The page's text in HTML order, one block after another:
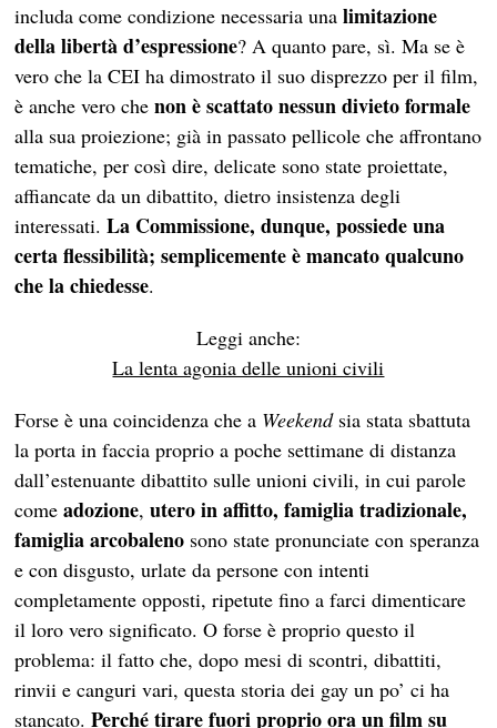
includa come condizione necessaria una limitazione
della libertà d’espressione? A quanto pare, sì. Ma se è
vero che la CEI ha dimostrato il suo disprezzo per il film,
è anche vero chenon è scattato nessun divieto formale
alla sua proiezione; già in passato pellicole che affrontano
tematiche, per così dire, delicate sono state proiettate,
affiancate da un dibattito, dietro insistenza degli
interessati.La Commissione, dunque, possiede una
certa flessibilità; semplicemente è mancato qualcuno
che la chiedesse.
Leggi anche:
La lenta agonia delle unioni civili
Forse è una coincidenza che a Weekendsia stata sbattuta
la porta in faccia proprio a poche settimane di distanza
dall’estenuante dibattito sulle unioni civili, in cui parole
comeadozione,utero in affitto, famiglia tradizionale,
famiglia arcobaleno sono state pronunciate con speranza
e con disgusto, urlate da persone con intenti
completamente opposti, ripetute fino a farci dimenticare
il loro vero significato. O forse è proprio questo il
problema: il fatto che, dopo mesi di scontri, dibattiti,
rinvii e canguri vari, questa storia dei gay un po’ ci ha
stancato.Perché tirare fuori proprio ora un film su